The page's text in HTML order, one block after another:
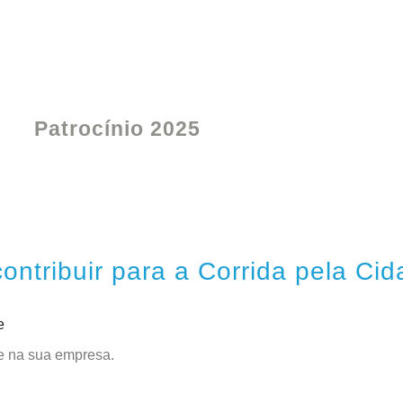
Patrocínio 2025
para a Corrida pela
na sua empresa.